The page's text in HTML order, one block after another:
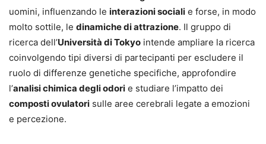
uomini, influenzando le interazioni sociali e forse, in modo
molto sottile, le dinamiche di attrazione. Il gruppo di
ricerca dell’Università di Tokyo intende ampliare la ricerca
coinvolgendo tipi diversi di partecipanti per escludere il
ruolo di differenze genetiche specifiche, approfondire
l’analisi chimica degli odori e studiare l’impatto dei
composti ovulatori sulle aree cerebrali legate a emozioni
e percezione.